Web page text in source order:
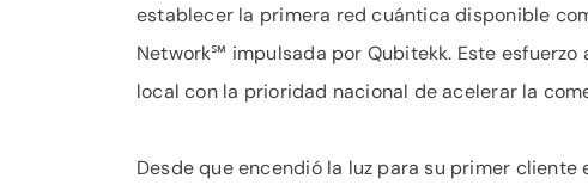
establecer la primera red cuántica disponible
Network℠ impulsada por Qubitekk. Este
local con la prioridad nacional de acelerar la
Desde que encendió la luz para su primer